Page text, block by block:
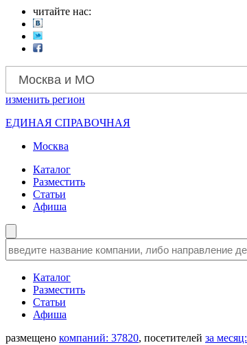
читайте нас:
Москва и МО
изменить регион
ЕДИНАЯ СПРАВОЧНАЯ
Москва
Каталог
Разместить
Статьи
Афиша
Каталог
Разместить
Статьи
Афиша
размещено компаний: 37820, посетителей за месяц: